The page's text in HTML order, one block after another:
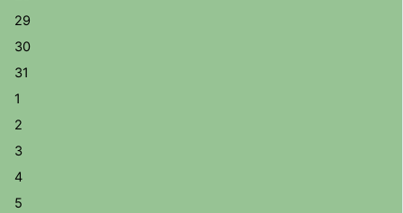
29
30
31
1
2
3
4
5